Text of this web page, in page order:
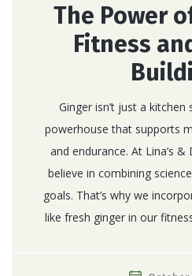
The Power
Fitness
Ginger isn’t just a
powerhouse that supports
and endurance. At Lina’s &
believe in combining
goals. That’s why we
like fresh ginger in our